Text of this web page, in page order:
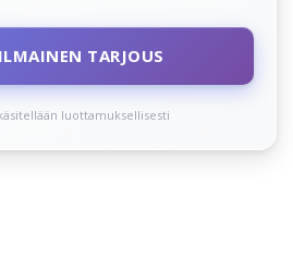
TARJOUS
luottamuksellisesti